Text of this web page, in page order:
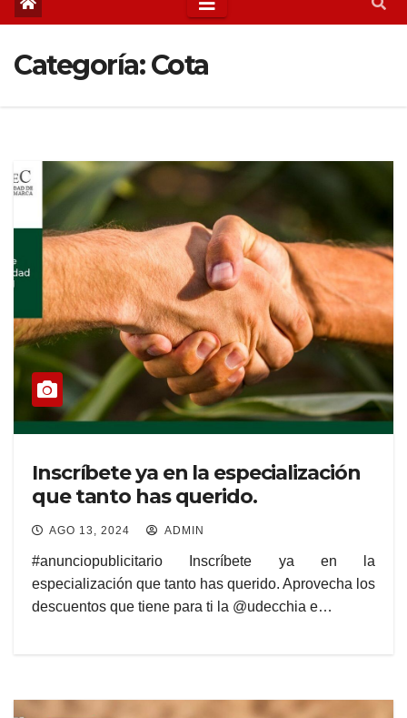
Categoría:Cota
Inscríbete ya en la especialización
que tanto has querido.
AGO 13, 2024 ADMIN
#anunciopublicitario Inscríbete ya en la
especialización que tanto has querido. Aprovecha los
descuentos que tiene para ti la @udecchia e…